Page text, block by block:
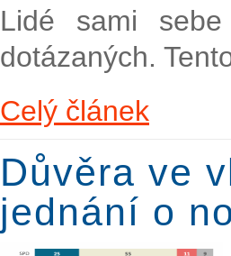
Lidé sami
dotázaných.
Celý článek
Důvěra ve
jednání o